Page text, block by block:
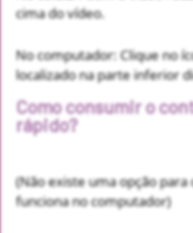
cima do vídeo.
No computador: Clique no
localizado na parte inferior
Como consumir o
rápido?
(Não existe uma opção para
funciona no computador)